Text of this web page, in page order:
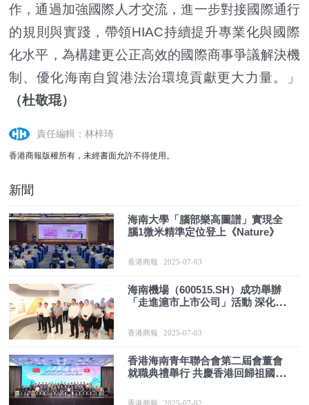
作，通過加強國際人才交流，進一步對接國際通行
的規則與實踐，帶領HIAC持續提升專業化與國際
化水平，為構建更公正高效的國際商事爭議解決機
制、優化海南自貿港法治環境貢獻更大力量。」
（杜敬琨）
責任編輯：林梓琦
香港商報版權所有，未經書面允許不得使用。
新聞
海南大學「腦部樂高圖譜」實現全
腦1微米精準定位登上《Nature》
香港商報 2025-07-03
海南機場（600515.SH）成功舉辦
「走進滬市上市公司」活動 深化投
香港商報 2025-07-03
香港海南青年聯合會第二屆會董會
就職典禮舉行 共慶香港回歸祖國28
香港商報 2025-07-02